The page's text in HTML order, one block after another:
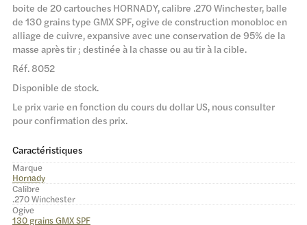
boite de 20 cartouches HORNADY, calibre .270 Winchester, balle
de 130 grains type GMX SPF, ogive de construction monobloc en
alliage de cuivre, expansive avec une conservation de 95% de la
masse après tir ; destinée à la chasse ou au tir à la cible.
Réf. 8052
Disponible de stock.
Le prix varie en fonction du cours du dollar US, nous consulter
pour confirmation des prix.
Caractéristiques
Marque
Hornady
Calibre
.270 Winchester
Ogive
130 grains GMX SPF